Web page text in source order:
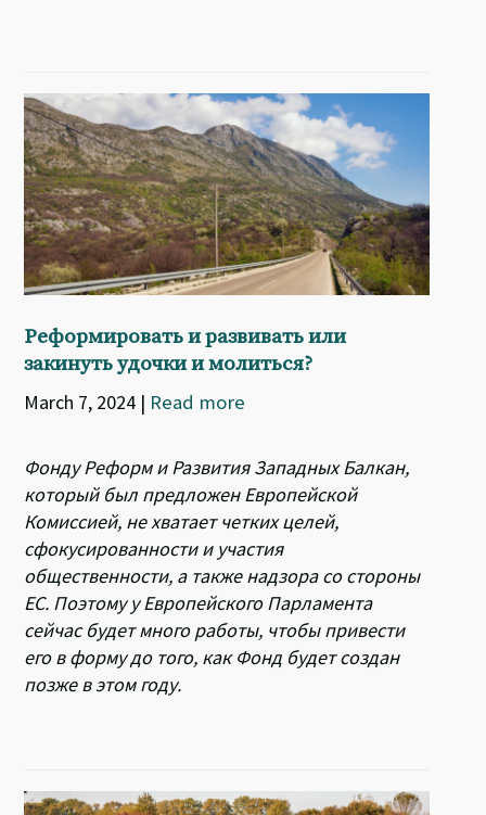
Реформировать и развивать или
закинуть удочки и молиться?
March 7, 2024 | Read more
Фонду Реформ и Развития Западных Балкан,
который был предложен Европейской
Комиссией, не хватает четких целей,
сфокусированности и участия
общественности, а также надзора со стороны
ЕС. Поэтому у Европейского Парламента
сейчас будет много работы, чтобы привести
его в форму до того, как Фонд будет создан
позже в этом году.